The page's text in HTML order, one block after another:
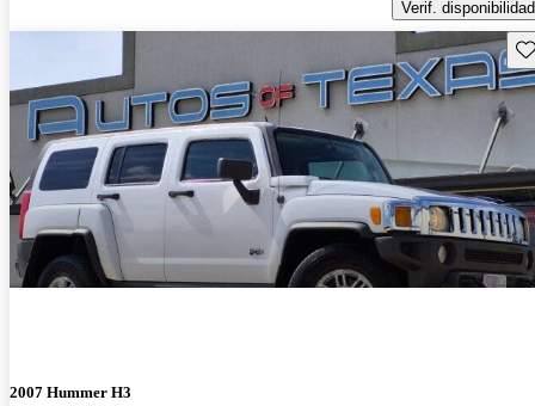
Verif. disponibilidad
2007 Hummer H3